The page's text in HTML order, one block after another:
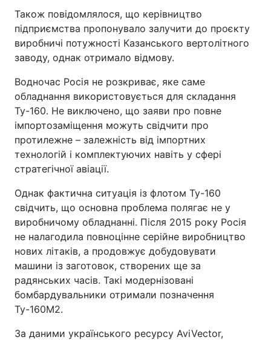
Також повідомлялося, що керівництво
підприємства пропонувало залучити до проєкту
виробничі потужності Казанського вертолітного
заводу, однак отримало відмову.
Водночас Росія не розкриває, яке саме
обладнання використовується для складання
Ту-160. Не виключено, що заяви про повне
імпортозаміщення можуть свідчити про
протилежне – залежність від імпортних
технологій і комплектуючих навіть у сфері
стратегічної авіації.
Однак фактична ситуація із флотом Ту-160
свідчить, що основна проблема полягає не у
виробничому обладнанні. Після 2015 року Росія
не налагодила повноцінне серійне виробництво
нових літаків, а продовжує добудовувати
машини із заготовок, створених ще за
радянських часів. Такі модернізовані
бомбардувальники отримали позначення
Ту-160М2.
За даними українського ресурсу AviVector,